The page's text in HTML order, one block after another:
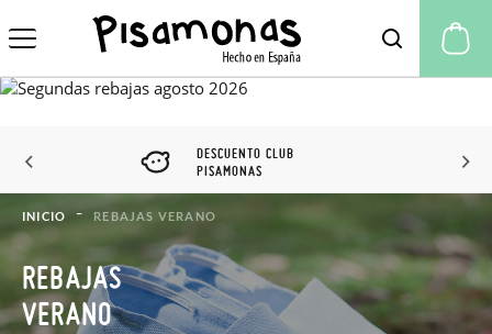
DESCUENTO CLUB
PISAMONAS
INICIO REBAJAS VERANO
REBAJAS
VERANO